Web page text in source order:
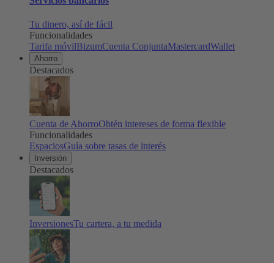
Tu dinero, así de fácil
Funcionalidades
Tarifa móvilBizumCuenta ConjuntaMastercardWallet
Ahorro
Destacados
Cuenta de AhorroObtén intereses de forma flexible
Funcionalidades
EspaciosGuía sobre tasas de interés
Inversión
Destacados
InversionesTu cartera, a tu medida